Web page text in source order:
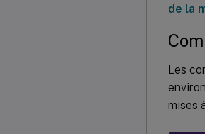
de la
Les
mises